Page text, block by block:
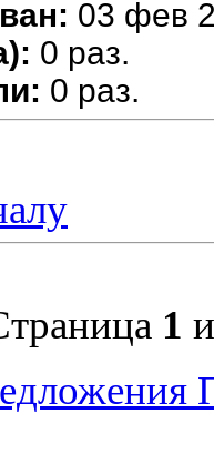
03 фев
0 раз.
0 раз.
1